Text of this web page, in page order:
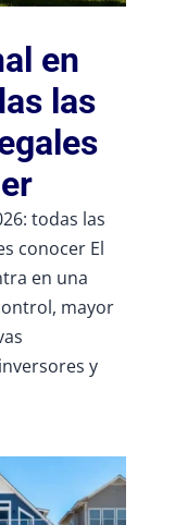
en
las
todas las
conocer El
en una
mayor
y